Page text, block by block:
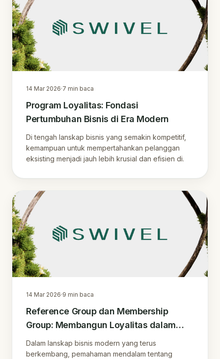
14 Mar 2026·7 min baca
Program Loyalitas: Fondasi
Pertumbuhan Bisnis di Era Modern
Di tengah lanskap bisnis yang semakin kompetitif,
kemampuan untuk mempertahankan pelanggan
eksisting menjadi jauh lebih krusial dan efisien di.
14 Mar 2026·9 min baca
Reference Group dan Membership
Group: Membangun Loyalitas dalam
Program Keanggotaan Bisnis Modern
Dalam lanskap bisnis modern yang terus
berkembang, pemahaman mendalam tentang